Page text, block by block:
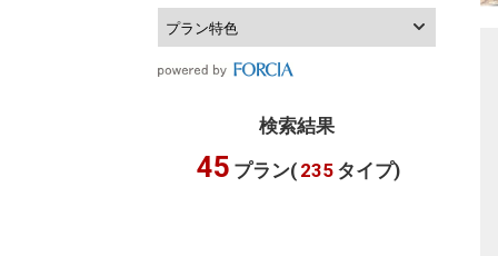
プラン特色
検索結果
45 プラン( 235 タイプ)